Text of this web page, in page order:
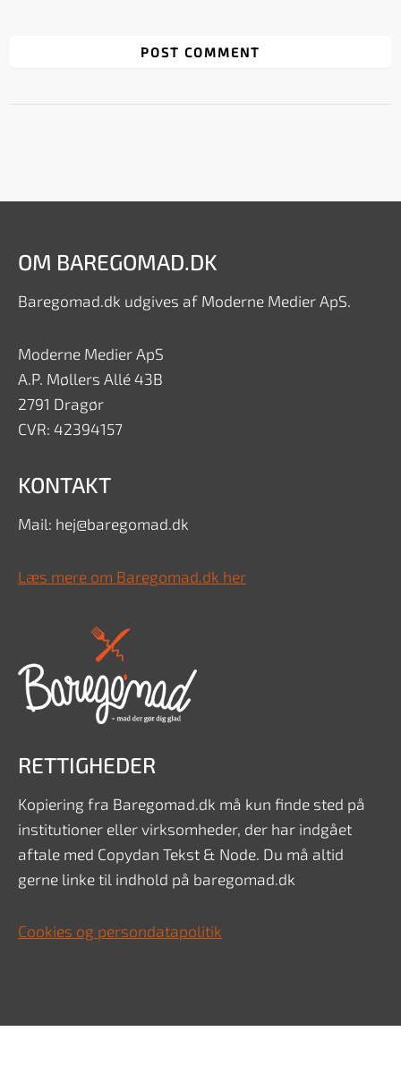
OM BAREGOMAD.DK
Baregomad.dk udgives af Moderne Medier ApS.
Moderne Medier ApS
A.P. Møllers Allé 43B
2791 Dragør
CVR: 42394157
KONTAKT
Mail: hej@baregomad.dk
Læs mere om Baregomad.dk her
RETTIGHEDER
Kopiering fra Baregomad.dk må kun finde sted på
institutioner eller virksomheder, der har indgået
aftale med Copydan Tekst & Node. Du må altid
gerne linke til indhold på baregomad.dk
Cookies og persondatapolitik